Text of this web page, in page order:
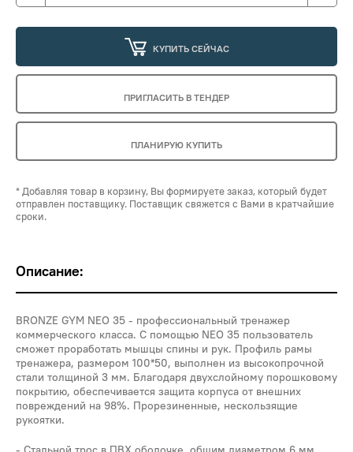
КУПИТЬ СЕЙЧАС
ПРИГЛАСИТЬ В ТЕНДЕР
ПЛАНИРУЮ КУПИТЬ
* Добавляя товар в корзину, Вы формируете заказ, который будет
отправлен поставщику. Поставщик свяжется с Вами в кратчайшие
сроки.
Описание:
BRONZE GYM NEO 35 - профессиональный тренажер
коммерческого класса. С помощью NEO 35 пользователь
сможет проработать мышцы спины и рук. Профиль рамы
тренажера, размером 100*50, выполнен из высокопрочной
стали толщиной 3 мм. Благодаря двухслойному порошковому
покрытию, обеспечивается защита корпуса от внешних
повреждений на 98%. Прорезиненные, нескользящие
рукоятки.